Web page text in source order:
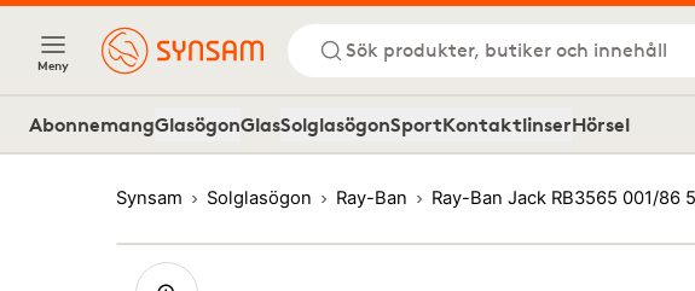
Meny
Sök produkter, butiker och innehåll
AbonnemangGlasögonGlasSolglasögonSportKontaktlinserHörsel
Synsam Solglasögon Ray-Ban Ray-Ban Jack RB3565 001/86